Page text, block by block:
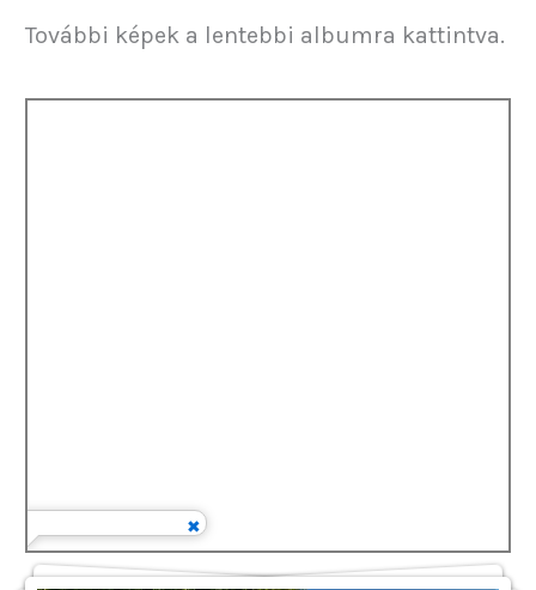
További képek a lentebbi albumra kattintva.